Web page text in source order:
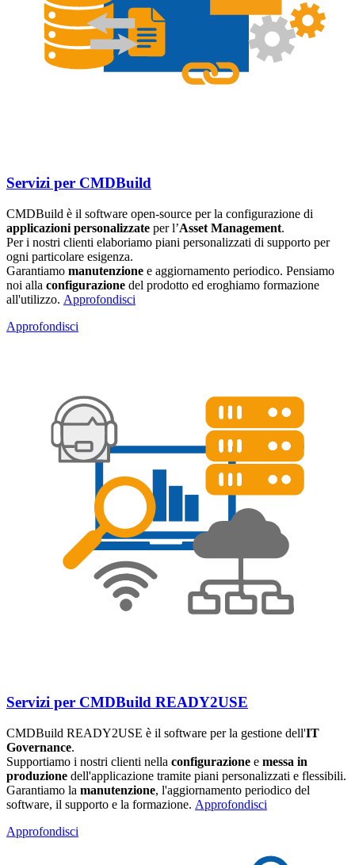
Servizi per CMDBuild
CMDBuild è il software open-source per la configurazione di
applicazioni personalizzate per l’A​sset Management​.
Per i nostri clienti elaboriamo piani personalizzati di supporto per
ogni particolare esigenza.
Garantiamo manutenzione e aggiornamento periodico. Pensiamo
noi alla configurazione del prodotto ed eroghiamo formazione
all'utilizzo. Approfondisci
Approfondisci
Servizi per CMDBuild READY2USE
CMDBuild READY2USE è il software per la gestione dell'IT
Governance​.
Supportiamo i nostri clienti nella configurazione e messa in
produzione dell'applicazione tramite piani personalizzati e flessibili.
Garantiamo la manutenzione, l'aggiornamento periodico del
software, il supporto e la formazione. Approfondisci
Approfondisci